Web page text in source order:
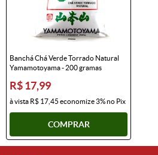
Banchá Chá Verde Torrado Natural
Yamamotoyama - 200 gramas
R$ 17,99
à vista R$ 17,45 economize3%no Pix
COMPRAR